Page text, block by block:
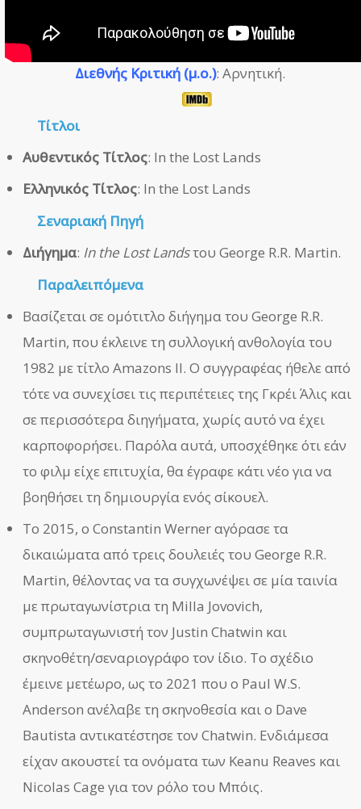
Διεθνής Κριτική (μ.ο.): Αρνητική.
Τίτλοι
Αυθεντικός Τίτλος: In the Lost Lands
Ελληνικός Τίτλος: In the Lost Lands
Σεναριακή Πηγή
Διήγημα: In the Lost Landsτου George R.R. Martin.
Παραλειπόμενα
Βασίζεται σε ομότιτλο διήγημα του George R.R.
Martin, που έκλεινε τη συλλογική ανθολογία του
1982 με τίτλο Amazons II. Ο συγγραφέας ήθελε από
τότε να συνεχίσει τις περιπέτειες της Γκρέι Άλις και
σε περισσότερα διηγήματα, χωρίς αυτό να έχει
καρποφορήσει. Παρόλα αυτά, υποσχέθηκε ότι εάν
το φιλμ είχε επιτυχία, θα έγραφε κάτι νέο για να
βοηθήσει τη δημιουργία ενός σίκουελ.
Το 2015, ο Constantin Werner αγόρασε τα
δικαιώματα από τρεις δουλειές του George R.R.
Martin, θέλοντας να τα συγχωνέψει σε μία ταινία
με πρωταγωνίστρια τη Milla Jovovich,
συμπρωταγωνιστή τον Justin Chatwin και
σκηνοθέτη/σεναριογράφο τον ίδιο. Το σχέδιο
έμεινε μετέωρο, ως το 2021 που ο Paul W.S.
Anderson ανέλαβε τη σκηνοθεσία και ο Dave
Bautista αντικατέστησε τον Chatwin. Ενδιάμεσα
είχαν ακουστεί τα ονόματα των Keanu Reaves και
Nicolas Cage για τον ρόλο του Μπόις.